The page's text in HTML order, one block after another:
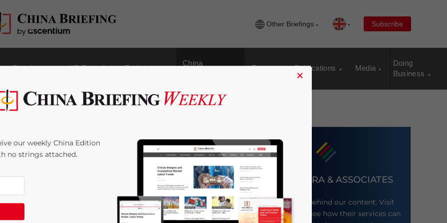
Other Briefings Subscribe
Regulatory HR/Payroll Technology
China
Events Publications Media
Doing
Business
China:
Investitionschance
DEZAN SHIRA & ASSOCIATES
Meet the firm behind our content. Visit
their website to see how their services can
×
our weekly China Edition
no strings attached.